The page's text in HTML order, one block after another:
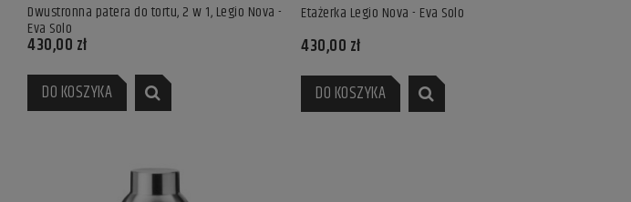
Dwustronna patera do tortu, 2 w 1, Legio Nova -
Eva Solo
430,00 zł
DO KOSZYKA
Etażerka Legio Nova - Eva Solo
430,00 zł
DO KOSZYKA